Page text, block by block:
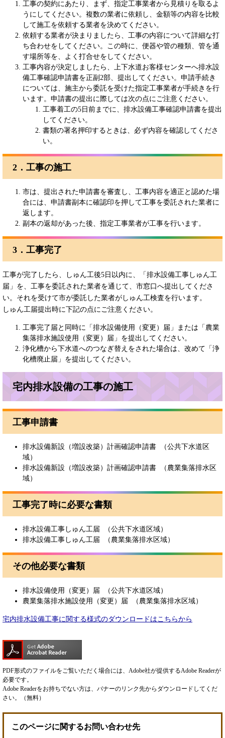
工事の契約にあたり、まず、指定工事業者から見積りを取るよ
うにしてください。複数の業者に依頼し、金額等の内容を比較
して施工を依頼する業者を決めてください。
依頼する業者が決まりましたら、工事の内容について詳細な打
ち合わせをしてください。この時に、便器や管の種類、管を通
す場所等を、よく打合せをしてください。
工事内容が決定しましたら、上下水道お客様センターへ排水設
備工事確認申請書を正副2部、提出してください。申請手続き
については、施主から委託を受けた指定工事業者が手続きを行
います。申請書の提出に際しては次の点にご注意ください。
工事着工の5日前までに、排水設備工事確認申請書を提出
してください。
書類の署名押印するときは、必ず内容を確認してくださ
い。
2．工事の施工
市は、提出された申請書を審査し、工事内容を適正と認めた場
合には、申請書副本に確認印を押して工事を委託された業者に
返します。
副本の返却があった後、指定工事業者が工事を行います。
3．工事完了
工事が完了したら、しゅん工後5日以内に、「排水設備工事しゅん工
届」を、工事を委託された業者を通じて、市窓口へ提出してくださ
い。それを受けて市が委託した業者がしゅん工検査を行います。
しゅん工届提出時に下記の点にご注意ください。
工事完了届と同時に「排水設備使用（変更）届」または「農業
集落排水施設使用（変更）届」を提出してください。
浄化槽から下水道へのつなぎ替えをされた場合は、改めて「浄
化槽廃止届」を提出してください。
宅内排水設備の工事の施工
工事申請書
排水設備新設（増設改築）計画確認申請書 （公共下水道区
域）
排水設備新設（増設改築）計画確認申請書 （農業集落排水区
域）
工事完了時に必要な書類
排水設備工事しゅん工届 （公共下水道区域）
排水設備工事しゅん工届 （農業集落排水区域）
その他必要な書類
排水設備使用（変更）届 （公共下水道区域）
農業集落排水施設使用（変更）届 （農業集落排水区域）
宅内排水設備工事に関する様式のダウンロードはこちらから
PDF形式のファイルをご覧いただく場合には、Adobe社が提供するAdobe Readerが
必要です。
Adobe Readerをお持ちでない方は、バナーのリンク先からダウンロードしてくだ
さい。（無料）
このページに関するお問い合わせ先